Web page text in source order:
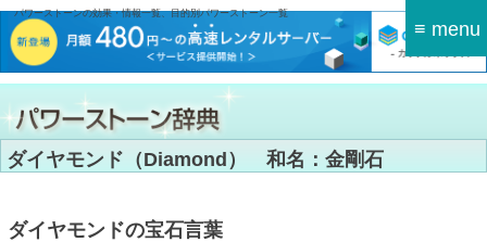
パワーストーンの効果・情報一覧、目的別パワーストーン一覧
≡ menu
ダイヤモンド（Diamond） 和名：金剛石
ダイヤモンドの宝石言葉